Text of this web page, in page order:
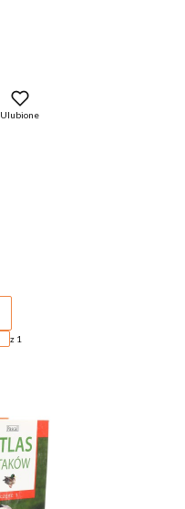
Ulubione
z 1